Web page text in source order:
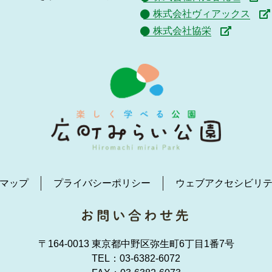
株式会社ヴィアックス
株式会社協栄
ップ プライバシーポリシー ウェブアクセシビリ
〒164-0013 東京都中野区弥生町6丁目1番7号
TEL： 03-6382-6072